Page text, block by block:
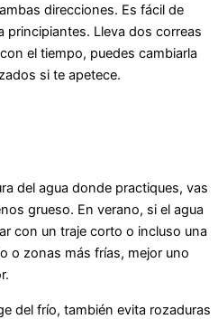
direcciones. Es fácil de
principiantes. Lleva dos correas
el tiempo, puedes cambiarla
si te apetece.
del agua donde practiques, vas
grueso. En verano, si el agua
con un traje corto o incluso una
o zonas más frías, mejor uno
del frío, también evita rozaduras